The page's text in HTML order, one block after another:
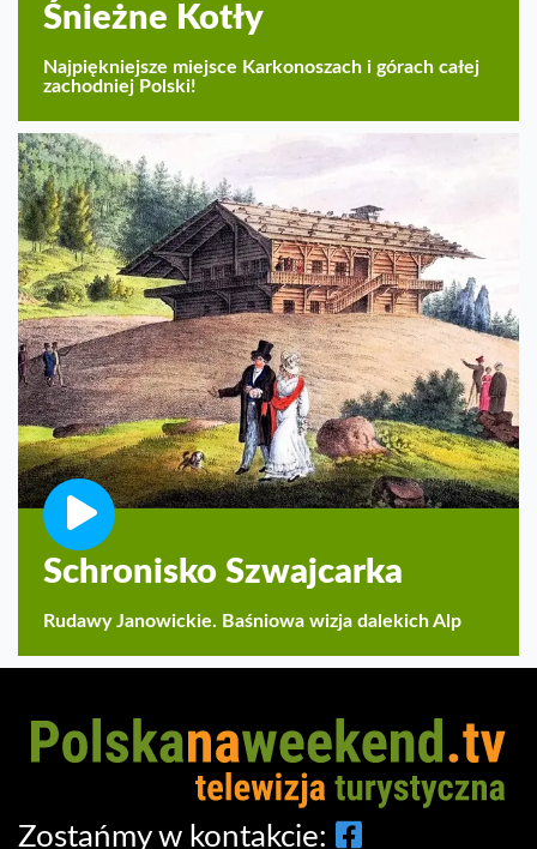
Śnieżne Kotły
Najpiękniejsze miejsce Karkonoszach i górach całej
zachodniej Polski!
Schronisko Szwajcarka
Rudawy Janowickie. Baśniowa wizja dalekich Alp
Zostańmy w kontakcie: